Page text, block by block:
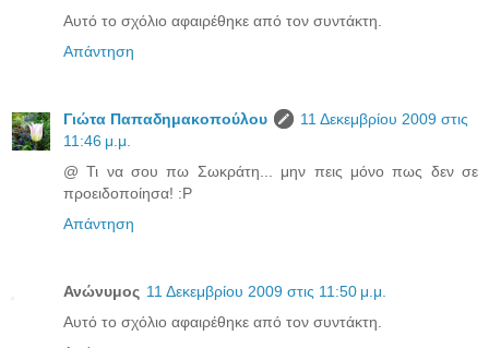
Αυτό το σχόλιο αφαιρέθηκε από τον συντάκτη.
Απάντηση
Γιώτα Παπαδημακοπούλου
11 Δεκεμβρίου 2009 στις
11:46 μ.μ.
@ Τι να σου πω Σωκράτη... μην πεις μόνο πως δεν σε
προειδοποίησα! :P
Απάντηση
Ανώνυμος 11 Δεκεμβρίου 2009 στις 11:50 μ.μ.
Αυτό το σχόλιο αφαιρέθηκε από τον συντάκτη.